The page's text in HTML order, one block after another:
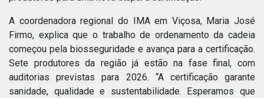
A coordenadora regional do IMA em Viçosa, Maria José
Firmo, explica que o trabalho de ordenamento da cadeia
começou pela biosseguridade e avança para a certificação.
Sete produtores da região já estão na fase final, com
auditorias previstas para 2026. “A certificação garante
sanidade, qualidade e sustentabilidade. Esperamos que